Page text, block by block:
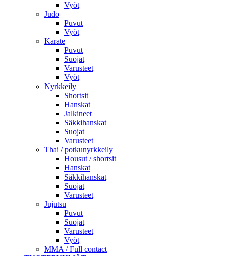
Vyöt
Judo
Puvut
Vyöt
Karate
Puvut
Suojat
Varusteet
Vyöt
Nyrkkeily
Shortsit
Hanskat
Jalkineet
Säkkihanskat
Suojat
Varusteet
Thai / potkunyrkkeily
Housut / shortsit
Hanskat
Säkkihanskat
Suojat
Varusteet
Jujutsu
Puvut
Suojat
Varusteet
Vyöt
MMA / Full contact